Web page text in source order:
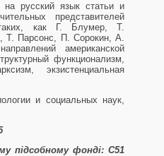
русский язык статьи и
представителей
таких, как Г. Блумер, Т.
Т. Парсонс, П. Сорокин, А.
американской
функционализм,
экзистенциальная
и социальных наук,
підсобному фонді: С51